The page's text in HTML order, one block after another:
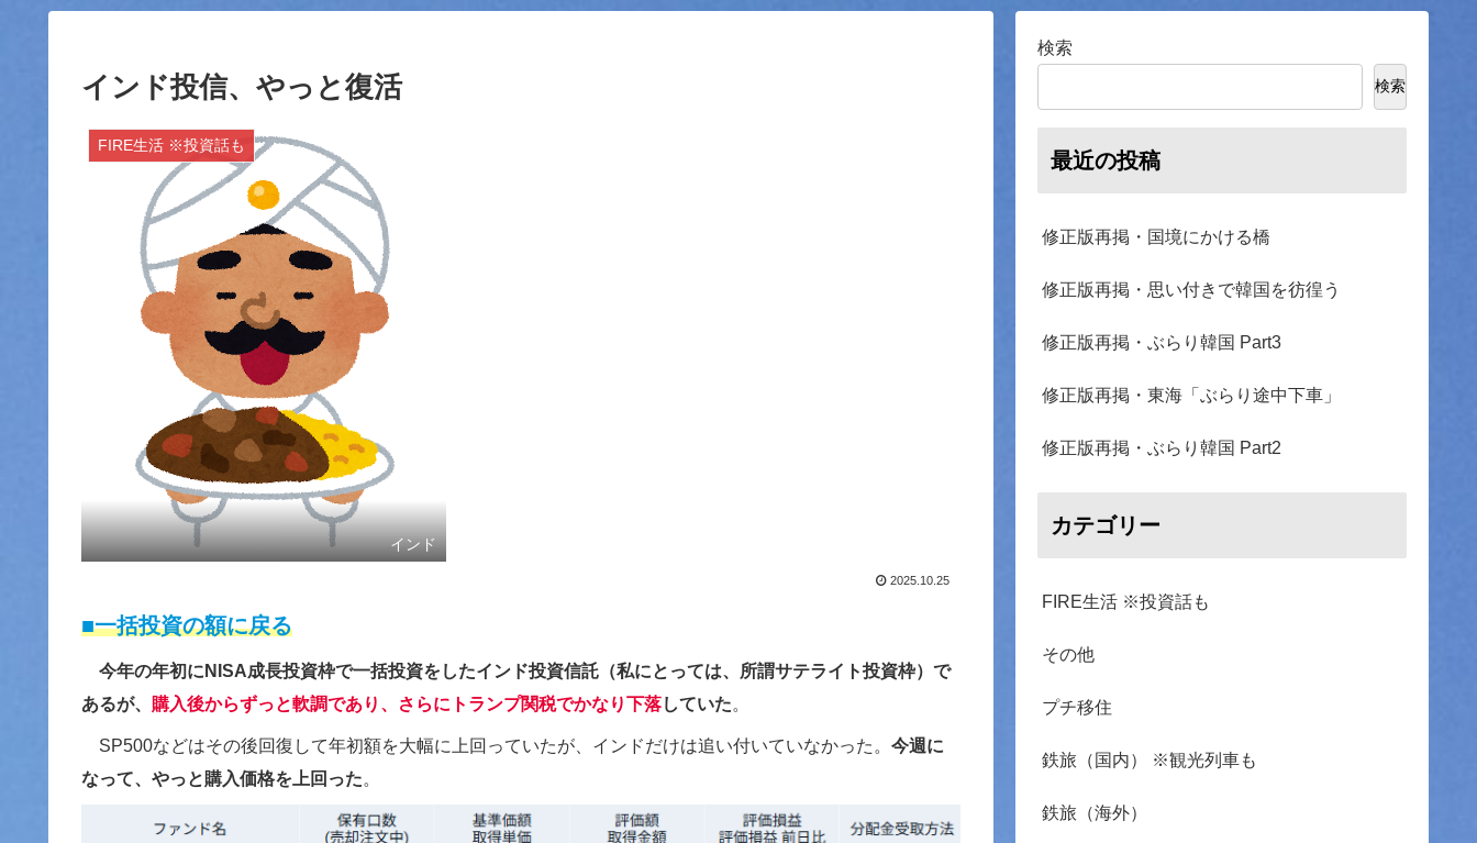
インド投信、やっと復活
FIRE生活 ※投資話も
インド
2025.10.25
■一括投資の額に戻る
今年の年初にNISA成長投資枠で一括投資をしたインド投資信託（私にとっては、所謂サテライト投資枠）で
あるが、 購入後からずっと軟調であり、さらにトランプ関税でかなり下落していた。
SP500などはその後回復して年初額を大幅に上回っていたが、インドだけは追い付いていなかった。 今週に
なって、やっと購入価格を上回った。
検索
検索
最近の投稿
修正版再掲・国境にかける橋
修正版再掲・思い付きで韓国を彷徨う
修正版再掲・ぶらり韓国 Part3
修正版再掲・東海「ぶらり途中下車」
修正版再掲・ぶらり韓国 Part2
カテゴリー
FIRE生活 ※投資話も
その他
プチ移住
鉄旅（国内） ※観光列車も
鉄旅（海外）